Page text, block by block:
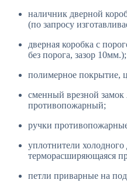
наличник дверной
(по запросу
дверная коробка с
без порога, зазор 10мм.);
полимерное покрытие,
сменный врезной
противопожарный;
ручки
уплотнители
терморасширяющаяся
петли приварные на